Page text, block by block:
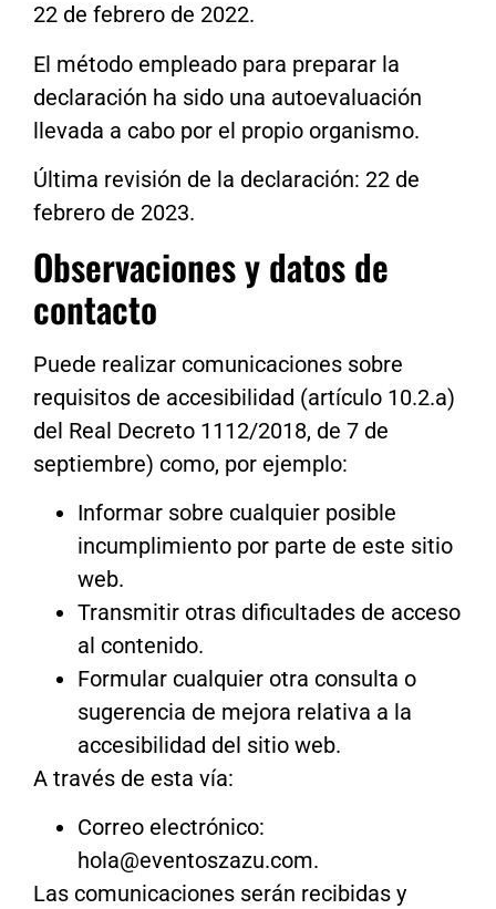
22 de febrero de 2022.
El método empleado para preparar la
declaración ha sido una autoevaluación
llevada a cabo por el propio organismo.
Última revisión de la declaración: 22 de
febrero de 2023.
Observaciones y datos de
contacto
Puede realizar comunicaciones sobre
requisitos de accesibilidad (artículo 10.2.a)
del Real Decreto 1112/2018, de 7 de
septiembre) como, por ejemplo:
Informar sobre cualquier posible
incumplimiento por parte de este sitio
web.
Transmitir otras dificultades de acceso
al contenido.
Formular cualquier otra consulta o
sugerencia de mejora relativa a la
accesibilidad del sitio web.
A través de esta vía:
Correo electrónico:
hola@eventoszazu.com.
Las comunicaciones serán recibidas y